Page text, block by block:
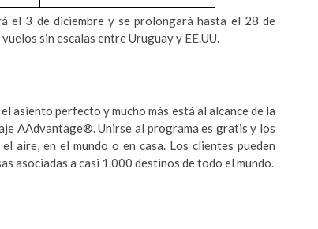
el 3 de diciembre y se prolongará hasta el 28 de
sin escalas entre Uruguay y EE.UU.
asiento perfecto y mucho más está al alcance de la
AAdvantage®. Unirse al programa es gratis y los
aire, en el mundo o en casa. Los clientes pueden
asociadas a casi 1.000 destinos de todo el mundo.